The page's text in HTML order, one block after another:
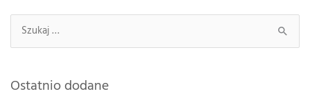
Szukaj:
Ostatnio dodane